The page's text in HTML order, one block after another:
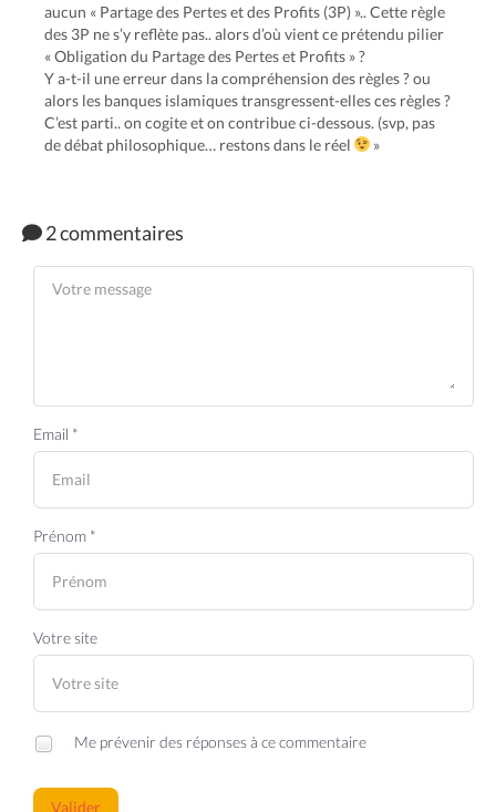
aucun « Partage des Pertes et des Profits (3P) ».. Cette règle
des 3P ne s’y reflète pas.. alors d’où vient ce prétendu pilier
« Obligation du Partage des Pertes et Profits » ?
Y a-t-il une erreur dans la compréhension des règles ? ou
alors les banques islamiques transgressent-elles ces règles ?
C’est parti.. on cogite et on contribue ci-dessous. (svp, pas
de débat philosophique… restons dans le réel
»
2 commentaires
Email *
Prénom *
Votre site
Me prévenir des réponses à ce commentaire
Valider